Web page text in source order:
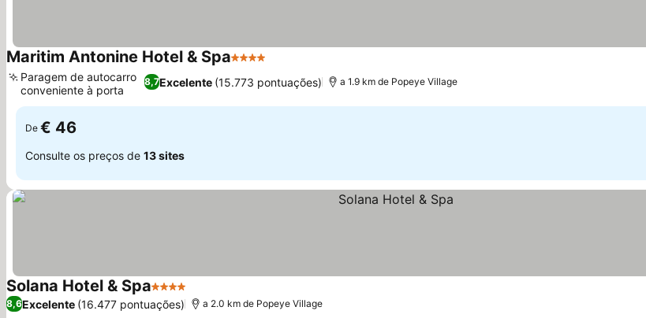
Maritim Antonine Hotel & Spa4 Estrelas
8,7Excelente (15.773 pontuações)
Paragem de autocarro
conveniente à porta
a 1.9 km de Popeye Village
De € 46
Consulte os preços de 13 sites
Solana Hotel & Spa4 EstrelasVer preços
8,6Excelente (16.477 pontuações) a 2.0 km de Popeye Village